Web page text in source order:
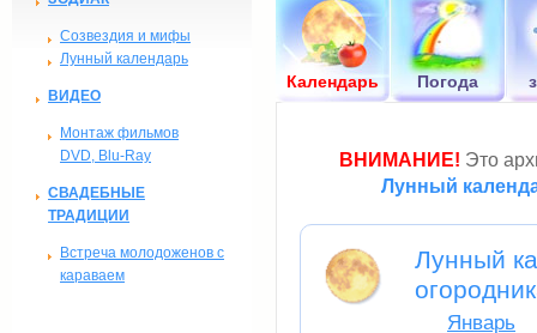
Созвездия и мифы
Лунный календарь
ВИДЕО
Монтаж фильмов
DVD, Blu-Ray
СВАДЕБНЫЕ
ТРАДИЦИИ
Встреча молодоженов с
караваем
Календарь Погода
ВНИМАНИЕ! Это
Лунный
Лунный
Январь